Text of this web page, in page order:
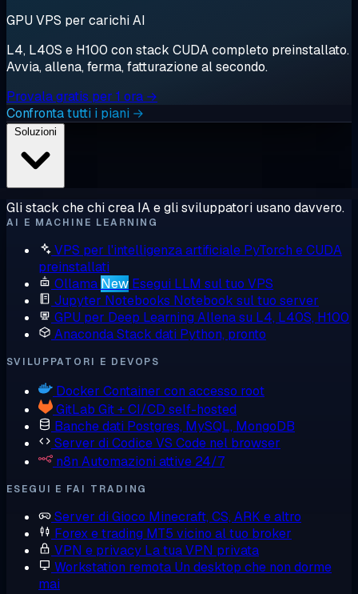
GPU VPS per carichi AI
L4, L40S e H100 con stack CUDA completo preinstallato.
Avvia, allena, ferma, fatturazione al secondo.
Provala gratis per 1 ora →
Confronta tutti i piani →
Gli stack che chi crea IA e gli sviluppatori usano davvero.
AI E MACHINE LEARNING
VPS per l'intelligenza artificiale PyTorch e CUDA
preinstallati
Ollama New Esegui LLM sul tuo VPS
Jupyter Notebooks Notebook sul tuo server
GPU per Deep Learning Allena su L4, L40S, H100
AnacondaStack dati Python, pronto
SVILUPPATORI E DEVOPS
Docker Container con accesso root
GitLab Git + CI/CD self-hosted
Banche dati Postgres, MySQL, MongoDB
Server di CodiceVS Code nel browser
n8n Automazioni attive 24/7
ESEGUI E FAI TRADING
Server di Gioco Minecraft, CS, ARK e altro
Forex e trading MT5 vicino al tuo broker
VPN e privacy La tua VPN privata
Workstation remota Un desktop che non dorme
mai